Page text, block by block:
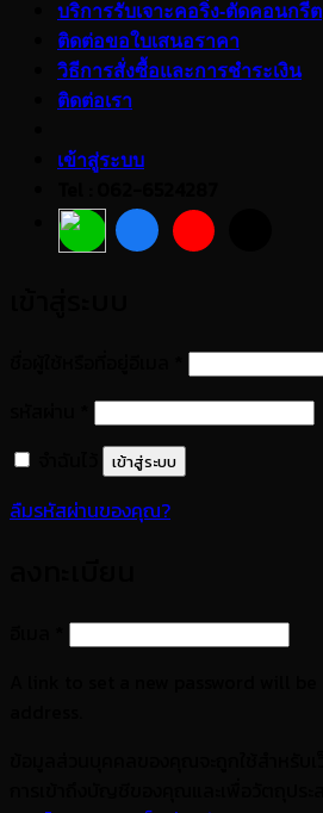
บริการรับเจาะคอริ่ง-ตัดคอนกรีต
ติดต่อขอใบเสนอราคา
วิธีการสั่งซื้อและการชำระเงิน
ติดต่อเรา
เข้าสู่ระบบ
ต้องการ
ต้องการ
เข้าสู่ระบบ
ลืมรหัสผ่านของคุณ?
ต้องการ